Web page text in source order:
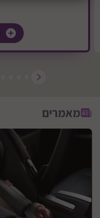
מאמרים